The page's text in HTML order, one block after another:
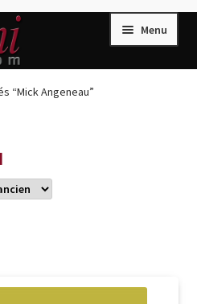
Menu
“Mick Angeneau”